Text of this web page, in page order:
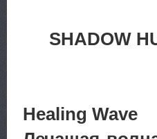
SHADOW
Healing Wave